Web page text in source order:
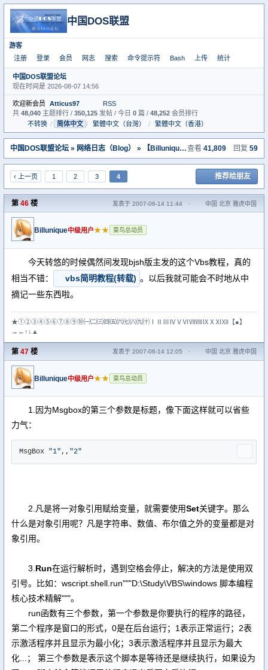
中国DOS联盟
游客
注册
登录 会员 网志 搜索 命令提示符 Bash 上传 统计
中国DOS联盟论坛
现在时间是 2026-08-07 14:56
欢迎新会员 Atticus97
RSS
共 48,040 主题排行 / 350,125 发帖 / 今日 0 篇 / 48,252 会员排行
不转换 / 简体中文 / 繁體中文（台灣） / 繁體中文（香港）
中国DOS联盟论坛 » 网络日志（Blog） » 【Billunique】个人网志－滴水汇海 查看 41,809 回复 59
‹ 上一页 1 2 3 4 推荐给朋友
第 46 楼 发表于 2007-06-14 11:44 · 中国 北京 雅虎中国
Billunique中级用户★★ 菜鸟总动员
今天转悠的时候偶然间发现bjsh版主发的这个Vbs教程，真的
相当不错：
vbs简明教程(转载) 。以后我就可能会不时地从中
摘记一些东西啦。
★①②③④⑤⑥⑦⑧⑨⑩㈠㈡㈢㈣㈤㈥㈦㈧㈨㈩ⅠⅡⅢⅣⅤⅥⅦⅧⅨⅩⅪⅫ【●】
→←↑↓▲
第 47 楼 发表于 2007-06-14 12:05 · 中国 北京 雅虎中国
Billunique中级用户★★ 菜鸟总动员
1.因为Msgbox的第三个参数是标题，像下面这样就可以省些
力气：
MsgBox "1",, "2"
2.凡是将一对象引用赋给变量，就需要使用Set关键字。那么
什么是对象引用呢？凡是字符串、数值、布尔值之外的变量都是对
象引用。
3.Run在运行解析时，遇到空格会停止，解决的方法是使用双
引号。比如：wscript.shell.run"""D:\Study\VBS\windows 脚本编程
核心技术精解"""。
run函数有三个参数，第一个参数是你要执行的程序的路径，
第二个程序是窗口的形式，0是在后台运行；1表示正常运行；2表
示激活程序并且显示为最小化；3表示激活程序并且显示为最大
化...； 第三个参数是表示这个脚本是等待还是继续执行，如果设为